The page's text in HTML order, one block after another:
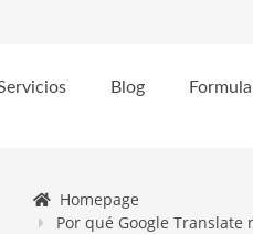
Blog
Homepage
Por qué Google